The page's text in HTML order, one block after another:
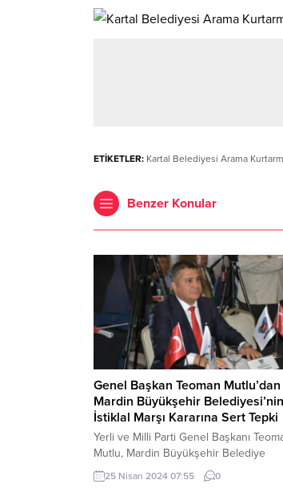
ETİKETLER: Kartal Belediyesi Arama
Benzer Konular
Genel Başkan Teoman Mutlu’dan
Mardin Büyükşehir Belediyesi’nin
İstiklal Marşı Kararına Sert Tepki
Yerli ve Milli Parti Genel Başkanı
Mutlu, Mardin Büyükşehir Belediye
Meclisi’nin ve Savur ilçesi Belediye
Meclisi’nin İstiklal Marşı’nı okutmama
25 Nisan 2024 07:55 0